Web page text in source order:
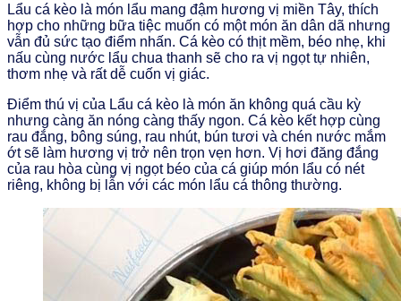
Lẩu cá kèo là món lẩu mang đậm hương vị miền Tây, thích
hợp cho những bữa tiệc muốn có một món ăn dân dã nhưng
vẫn đủ sức tạo điểm nhấn. Cá kèo có thịt mềm, béo nhẹ, khi
nấu cùng nước lẩu chua thanh sẽ cho ra vị ngọt tự nhiên,
thơm nhẹ và rất dễ cuốn vị giác.
Điểm thú vị của Lẩu cá kèo là món ăn không quá cầu kỳ
nhưng càng ăn nóng càng thấy ngon. Cá kèo kết hợp cùng
rau đắng, bông súng, rau nhút, bún tươi và chén nước mắm
ớt sẽ làm hương vị trở nên trọn vẹn hơn. Vị hơi đăng đắng
của rau hòa cùng vị ngọt béo của cá giúp món lẩu có nét
riêng, không bị lẫn với các món lẩu cá thông thường.